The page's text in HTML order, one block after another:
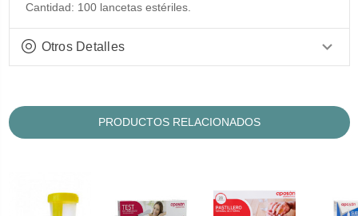
Cantidad: 100 lancetas estériles.
Otros Detalles
PRODUCTOS RELACIONADOS